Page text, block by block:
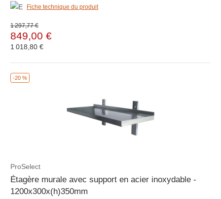
Fiche technique du produit
1 297,77 €
849,00 €
1 018,80 €
-20 %
ProSelect
Étagère murale avec support en acier inoxydable -
1200x300x(h)350mm